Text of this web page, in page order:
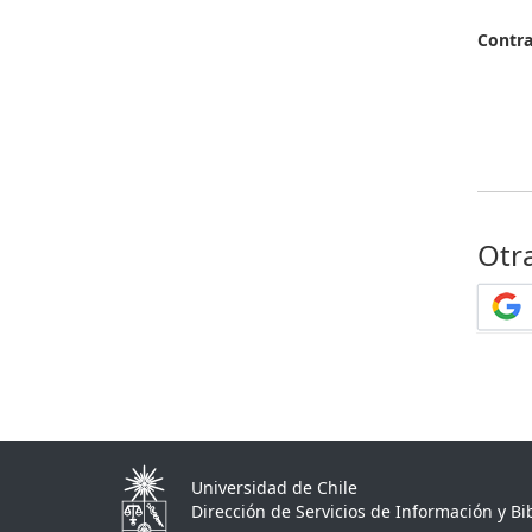
Universidad de Chile
Dirección de Servicios de Información y